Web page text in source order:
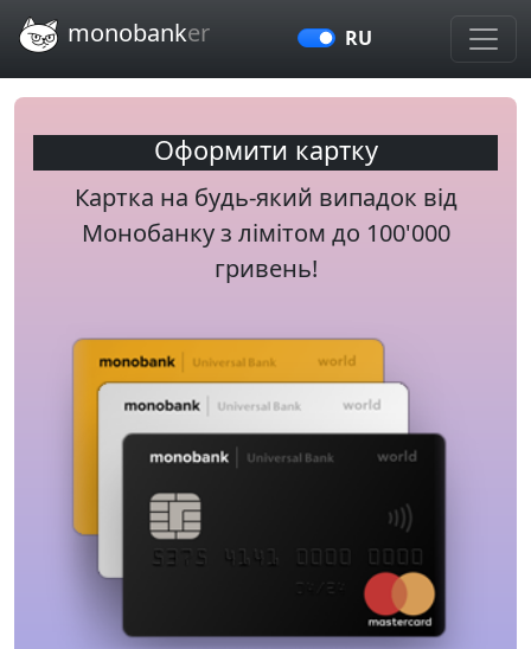
Перейти до головного змісту
monobanker RU
Оформити картку
Картка на будь-який випадок від
Монобанку з лімітом до 100'000
гривень!